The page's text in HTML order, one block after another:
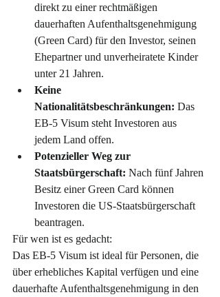
direkt zu einer rechtmäßigen
dauerhaften Aufenthaltsgenehmigung
(Green Card) für den Investor, seinen
Ehepartner und unverheiratete Kinder
unter 21 Jahren.
Keine
Nationalitätsbeschränkungen: Das
EB-5 Visum steht Investoren aus
jedem Land offen.
Potenzieller Weg zur
Staatsbürgerschaft: Nach fünf Jahren
Besitz einer Green Card können
Investoren die US-Staatsbürgerschaft
beantragen.
Für wen ist es gedacht:
Das EB-5 Visum ist ideal für Personen, die
über erhebliches Kapital verfügen und eine
dauerhafte Aufenthaltsgenehmigung in den